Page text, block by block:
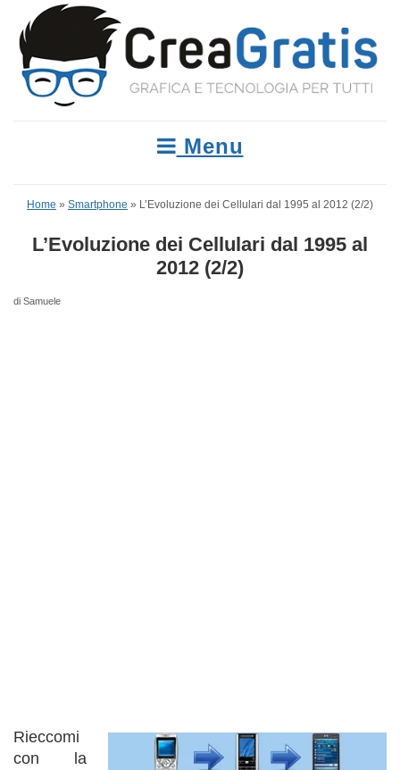
Menu
Home » Smartphone » L’Evoluzione dei Cellulari dal 1995 al 2012 (2/2)
L’Evoluzione dei Cellulari dal 1995 al
2012 (2/2)
di Samuele
Rieccomi
con la